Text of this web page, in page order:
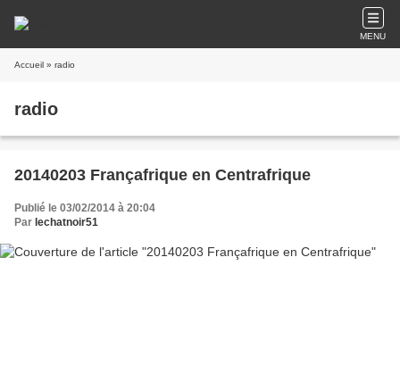
MENU
Accueil » radio
radio
20140203 Françafrique en Centrafrique
Publié le 03/02/2014 à 20:04
Par lechatnoir51